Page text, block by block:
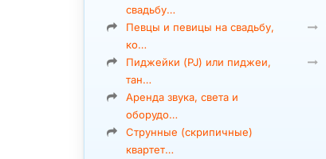
свадьбу…
Певцы и певицы на свадьбу,
ко…
Пиджейки (PJ) или пиджеи,
тан…
Аренда звука, света и
оборудо…
Струнные (скрипичные)
квартет…